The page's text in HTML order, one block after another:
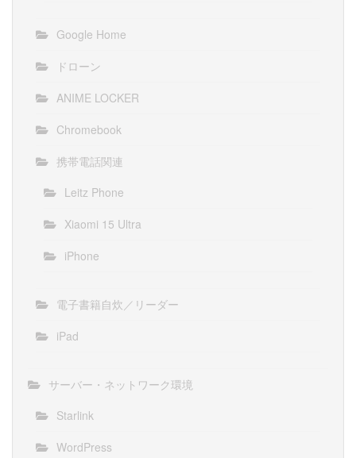
Google Home
ドローン
ANIME LOCKER
Chromebook
携帯電話関連
Leitz Phone
Xiaomi 15 Ultra
iPhone
電子書籍自炊／リーダー
iPad
サーバー・ネットワーク環境
Starlink
WordPress